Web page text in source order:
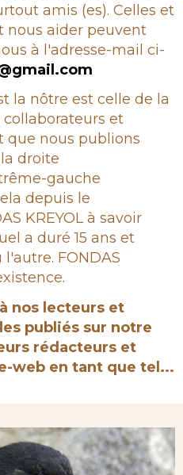
amis (es). Celles et
nous aider peuvent
à l'adresse-mail ci-
la nôtre est celle de la
collaborateurs et
que nous publions
droite
gauche
depuis le
KREYOL à savoir
a duré 15 ans et
FONDAS
nos lecteurs et
publiés sur notre
rédacteurs et
web en tant que tel...